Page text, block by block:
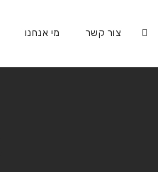
מי אנחנו צור קשר